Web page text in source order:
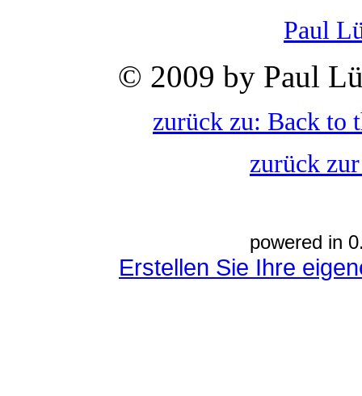
Paul
© 2009 by Paul
zurück zu: Back to
zurück
powered in
Erstellen Sie Ihre